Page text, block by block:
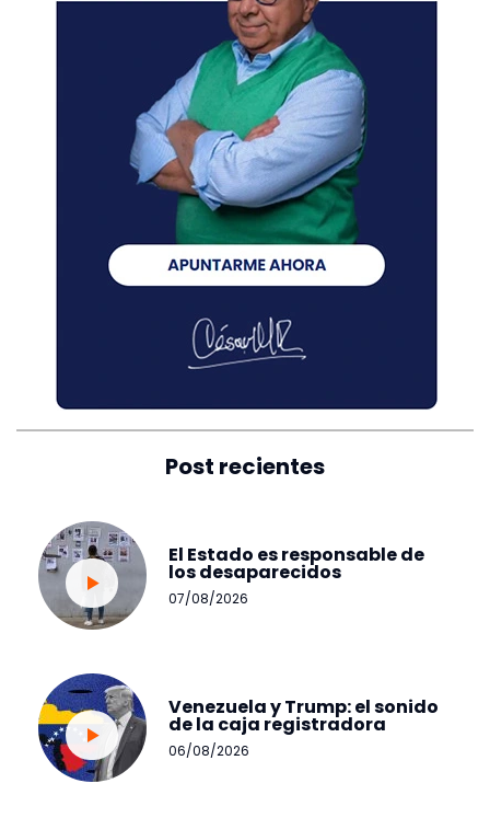
Post recientes
El Estado es responsable de
los desaparecidos
07/08/2026
Venezuela y Trump: el sonido
de la caja registradora
06/08/2026